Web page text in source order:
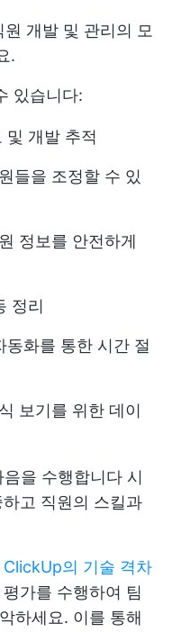
개발 및 관리의 모
.
있습니다:
및 개발 추적
들을 조정할 수 있
정보를 안전하게
정리
화를 통한 시간 절
보기를 위한 데이
을 수행합니다 시
고 직원의 스킬과
ClickUp의 기술 격차
가를 수행하여 팀
하세요. 이를 통해